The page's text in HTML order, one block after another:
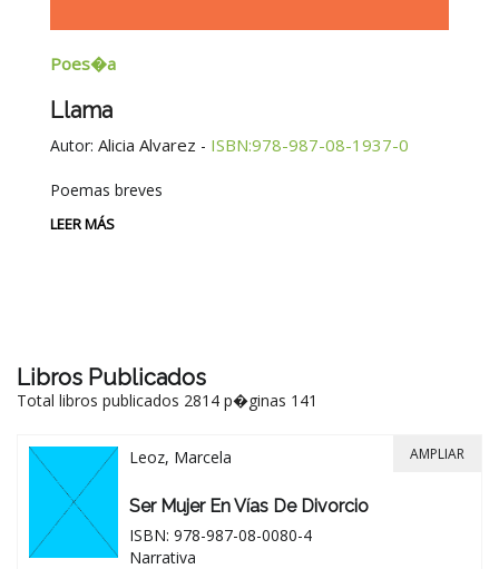
Poes�a
Llama
Autor: Alicia Alvarez - ISBN:978-987-08-1937-0
Poemas breves
LEER MÁS
Libros Publicados
Total libros publicados 2814 p�ginas 141
Leoz, Marcela
Ser Mujer En Vías De Divorcio
ISBN: 978-987-08-0080-4
Narrativa
AMPLIAR